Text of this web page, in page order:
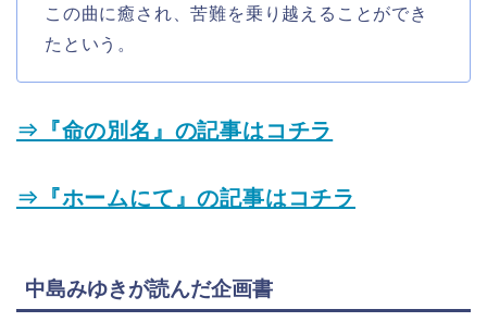
この曲に癒され、苦難を乗り越えることができ
たという。
⇒『命の別名』の記事はコチラ
⇒『ホームにて』の記事はコチラ
中島みゆきが読んだ企画書